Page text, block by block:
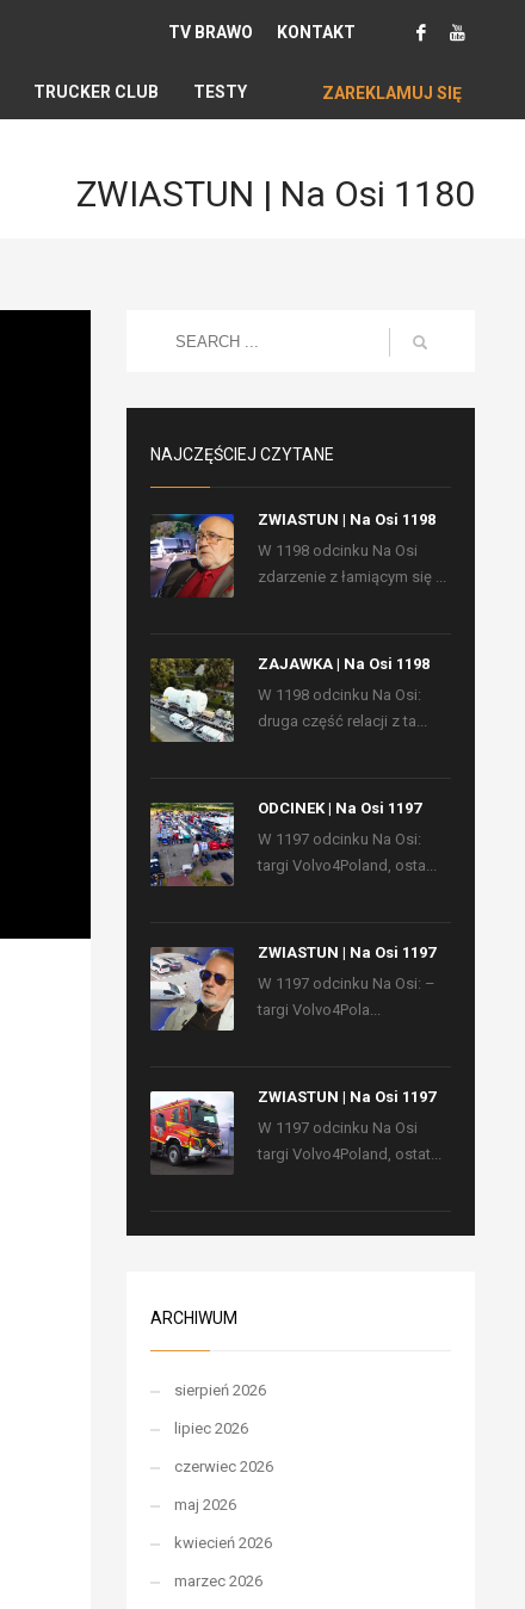
TV BRAWO KONTAKT
TRUCKER CLUB TESTY ZAREKLAMUJ SIĘ
ZWIASTUN | Na Osi 1180
NAJCZĘŚCIEJ CZYTANE
ZWIASTUN | Na Osi 1198
W 1198 odcinku Na Osi
zdarzenie z łamiącym się ...
ZAJAWKA | Na Osi 1198
W 1198 odcinku Na Osi:
druga część relacji z ta...
ODCINEK | Na Osi 1197
W 1197 odcinku Na Osi:
targi Volvo4Poland, osta...
ZWIASTUN | Na Osi 1197
W 1197 odcinku Na Osi: –
targi Volvo4Pola...
ZWIASTUN | Na Osi 1197
W 1197 odcinku Na Osi
targi Volvo4Poland, ostat...
ARCHIWUM
sierpień 2026
lipiec 2026
czerwiec 2026
maj 2026
kwiecień 2026
marzec 2026